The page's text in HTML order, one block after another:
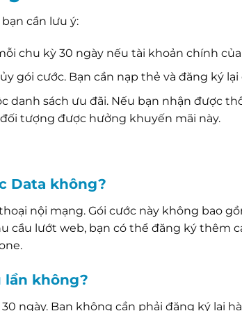
cần lưu ý:
chu kỳ 30 ngày nếu tài khoản chính
gói cước. Bạn cần nạp thẻ và đăng ký
danh sách ưu đãi. Nếu bạn nhận được
tượng được hưởng khuyến mãi này.
Data không?
nội mạng. Gói cước này không bao
cầu lướt web, bạn có thể đăng ký thêm
lần không?
ngày. Bạn không cần phải đăng ký lại